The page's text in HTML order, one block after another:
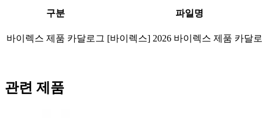
구분 파일명
바이렉스 제품 카달로그 [바이렉스] 2026 바이렉스 제품 카달
관련 제품